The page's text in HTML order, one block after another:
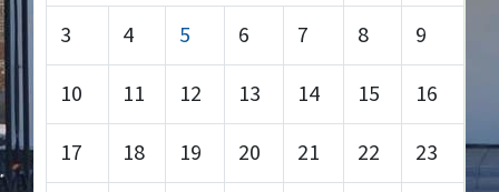
3 4 5 6 7 8 9
10 11 12 13 14 15 16
17 18 19 20 21 22 23